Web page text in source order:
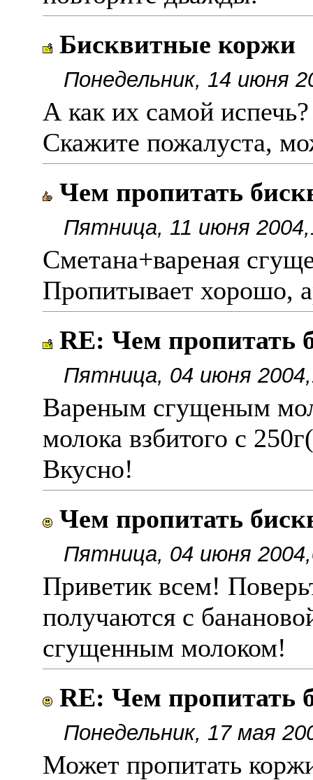
Бисквитные коржи
Понедельник, 14 июня
А как их самой испечь?
Скажите пожалуста,
Чем пропитать
Пятница, 11 июня
Сметана+вареная
Пропитывает хорошо,
RE: Чем пропитать
Пятница, 04 июня
Вареным сгущеным
молока взбитого с
Вкусно!
Чем пропитать
Пятница, 04 июня
Приветик всем!
получаются с
сгущенным молоком!
RE: Чем пропитать
Понедельник, 17 мая
Может пропитать